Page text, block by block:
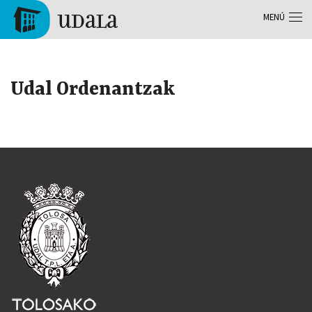
Pasar al contenido principal
Udal Ordenantzak
MENÚ